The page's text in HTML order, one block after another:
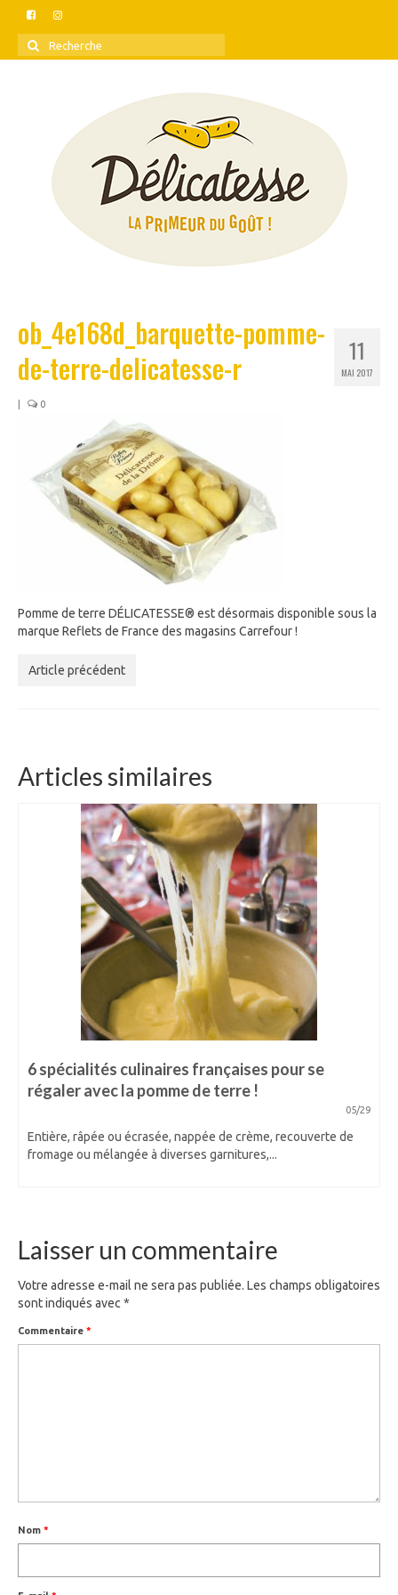
Rechercher
:
11
MAI 2017
ob_4e168d_barquette-pomme-
de-terre-delicatesse-r
0
Pomme de terre DÉLICATESSE® est désormais disponible sous la
marque Reflets de France des magasins Carrefour !
Article précédent
Articles similaires
6 spécialités culinaires françaises pour se
régaler avec la pomme de terre !
05/29
Entière, râpée ou écrasée, nappée de crème, recouverte de
fromage ou mélangée à diverses garnitures,...
Laisser un commentaire
Votre adresse e-mail ne sera pas publiée. Les champs obligatoires
sont indiqués avec *
Commentaire *
Nom *